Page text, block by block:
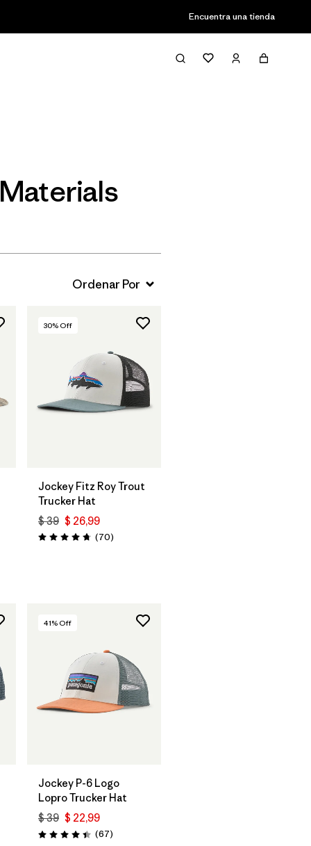
Encuentra una tienda
Filter & Sort
30% Off
Jockey Fitz Roy Trout
Trucker Hat
$ 39 $ 26,99
Valoración: 4.8 / 5
(70Comentarios
)
41% Off
Jockey P-6 Logo
Lopro Trucker Hat
$ 39 $ 22,99
Valoración: 4.4 / 5
(67Comentarios
)